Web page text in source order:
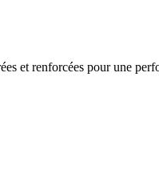
et renforcées pour une